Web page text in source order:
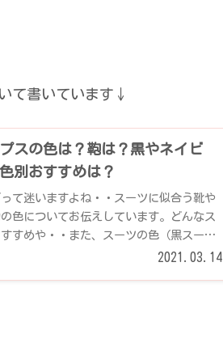
て書いています↓
スの色は？鞄は？黒やネイビ
別おすすめは？
て迷いますよね・・スーツに似合う靴や
色についてお伝えしています。どんなス
すめや・・また、スーツの色（黒スーツ
2021.03.14